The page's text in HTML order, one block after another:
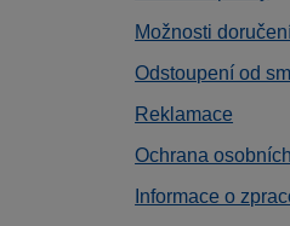
Možnosti
Odstoupení od
Reklamace
Ochrana
Informace o